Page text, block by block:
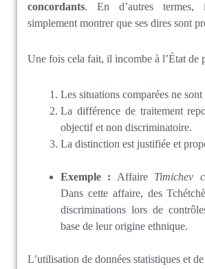
concordants. En d’autres
simplement montrer que ses dires sont
Une fois cela fait, il incombe à l’État de
Les situations comparées ne sont
La différence de traitement
objectif et non discriminatoire.
La distinction est justifiée et
Exemple : Affaire Timichev
Dans cette affaire, des
discriminations lors de
base de leur origine ethnique.
L’utilisation de données statistiques et